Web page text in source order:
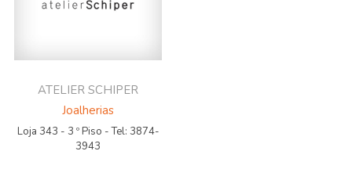
ATELIER SCHIPER
Joalherias
Loja 343 - 3 º Piso - Tel: 3874-
3943